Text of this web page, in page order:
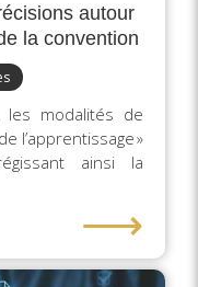
autour
la convention
modalités de
l’apprentissage »
ainsi la
⟶